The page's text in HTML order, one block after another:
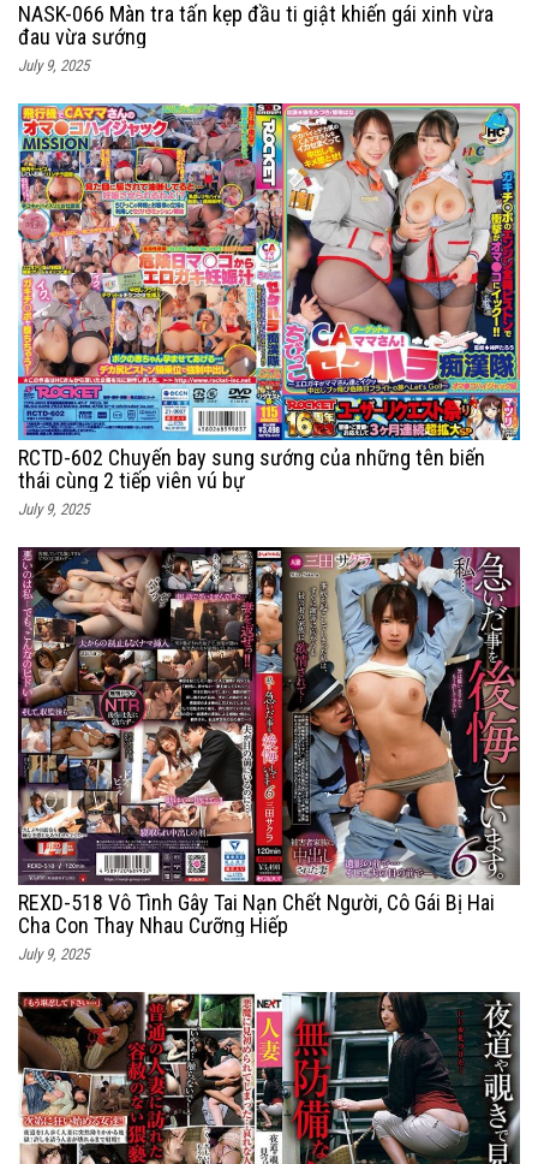
NASK-066 Màn tra tấn kẹp đầu ti giật khiến gái xinh vừa
đau vừa sướng
July 9, 2025
RCTD-602 Chuyến bay sung sướng của những tên biến
thái cùng 2 tiếp viên vú bự
July 9, 2025
REXD-518 Vô Tình Gây Tai Nạn Chết Người, Cô Gái Bị Hai
Cha Con Thay Nhau Cưỡng Hiếp
July 9, 2025